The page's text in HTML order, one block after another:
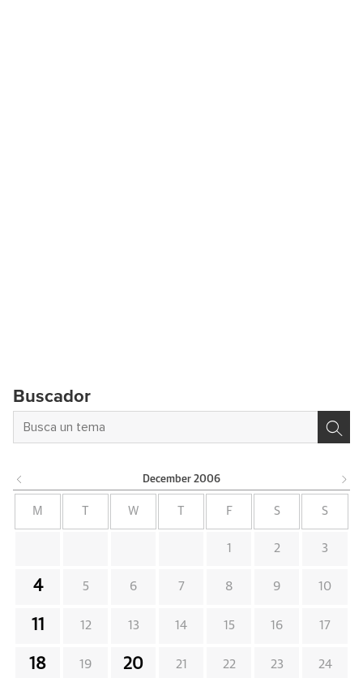
Buscador
December 2006
M W F S S
1 2 3
4 5 6 7 8 9 10
11 12 13 14 15 16 17
18 19 20 21 22 23 24